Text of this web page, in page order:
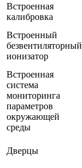
Встроенная
калибровка
Встроенный
безвентиляторный
ионизатор
Встроенная
система
мониторинга
параметров
окружающей
среды
Дверцы